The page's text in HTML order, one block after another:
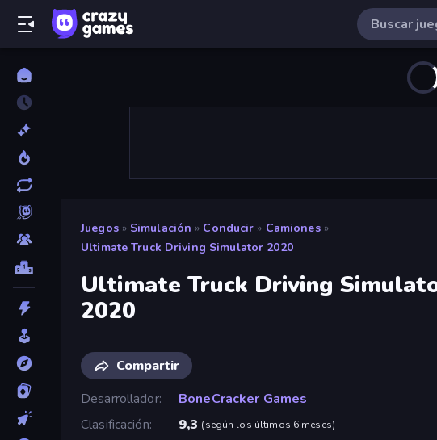
Juegos » Simulación » Conducir » Camiones »
Ultimate Truck Driving Simulator 2020
Ultimate Truck Driving
2020
Compartir
Desarrollador
BoneCracker Games
Clasificación
9,3 (según los últimos 6 meses)